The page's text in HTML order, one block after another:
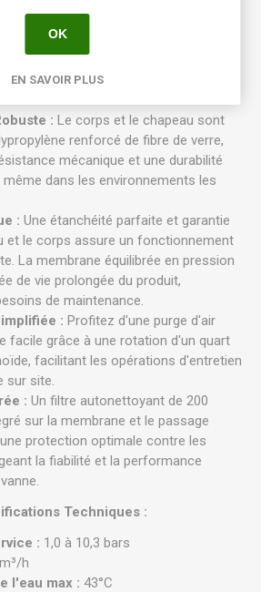
à faible consommation d'énergie, elle
les coûts liés aux transformateurs
un plus grand nombre de vannes
optimisant ainsi
: Le corps et le chapeau sont
renforcé de fibre de verre,
mécanique et une durabilité
dans les environnements les
: Une étanchéité parfaite et garantie
et le corps assure un fonctionnement
La membrane équilibrée en pression
de vie prolongée du produit,
de maintenance.
: Profitez d'une purge d'air
facile grâce à une rotation d'un quart
facilitant les opérations d'entretien
sur site.
: Un filtre autonettoyant de 200
sur la membrane et le passage
protection optimale contre les
la fiabilité et la performance
Techniques :
: 1,0 à 10,3 bars
h
l'eau max : 43°C
OK
EN SAVOIR PLUS